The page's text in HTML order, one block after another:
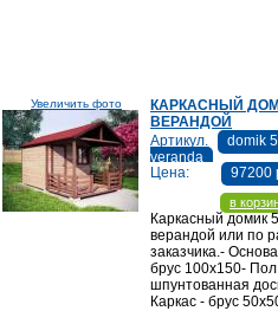
Увеличить фото
КАРКАСНЫЙ
ВЕРАНДОЙ
Артикул.
domik
veranda
Цена:
97200
в
Каркасный домик
верандой или по
заказчика.-
брус 100х150-
шпунтованная
Каркас - брус